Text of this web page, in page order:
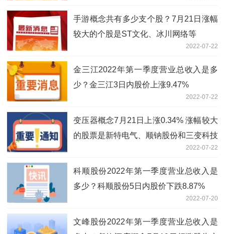
手游概念共有多少支个股？7月21日涨幅
较大的个股是ST文化、冰川网络等
2022-07-22
金三江2022年第一季度营业总收入是多
少？金三江3日内股价上涨9.47%
2022-07-22
变压器概念7月21日上涨0.34% 涨幅较大
的股票是新特电气、顺钠股份和三变科技
2022-07-22
科顺股份2022年第一季度营业总收入是
多少？科顺股份5日内股价下跌8.87%
2022-07-20
文峰股份2022年第一季度营业总收入是